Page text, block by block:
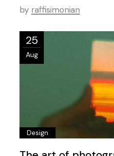
by raffisimonian
25
Aug
Design